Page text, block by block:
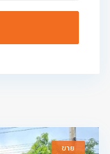
ขาย